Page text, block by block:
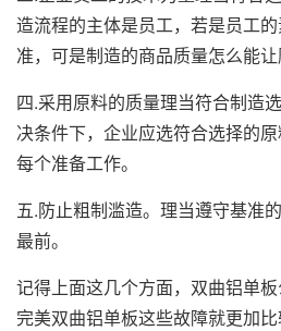
造流程的主体是员工，若是员工
准，可是制造的商品质量怎么能让
四.采用原料的质量理当符合制造
决条件下，企业应选符合选择的
每个准备工作。
五.防止粗制滥造。理当遵守基准
最前。
记得上面这几个方面，双曲铝单
完美双曲铝单板这些故障就更加